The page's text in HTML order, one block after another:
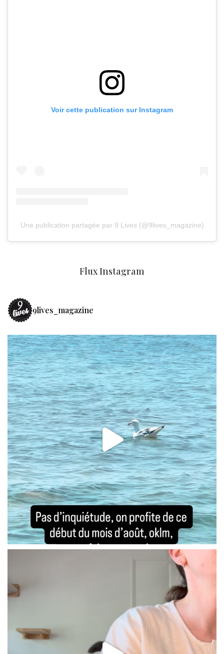
Voir cette publication sur Instagram
Une publication partagée par 9 Lives (@9lives_magazine)
Flux Instagram
9lives_magazine